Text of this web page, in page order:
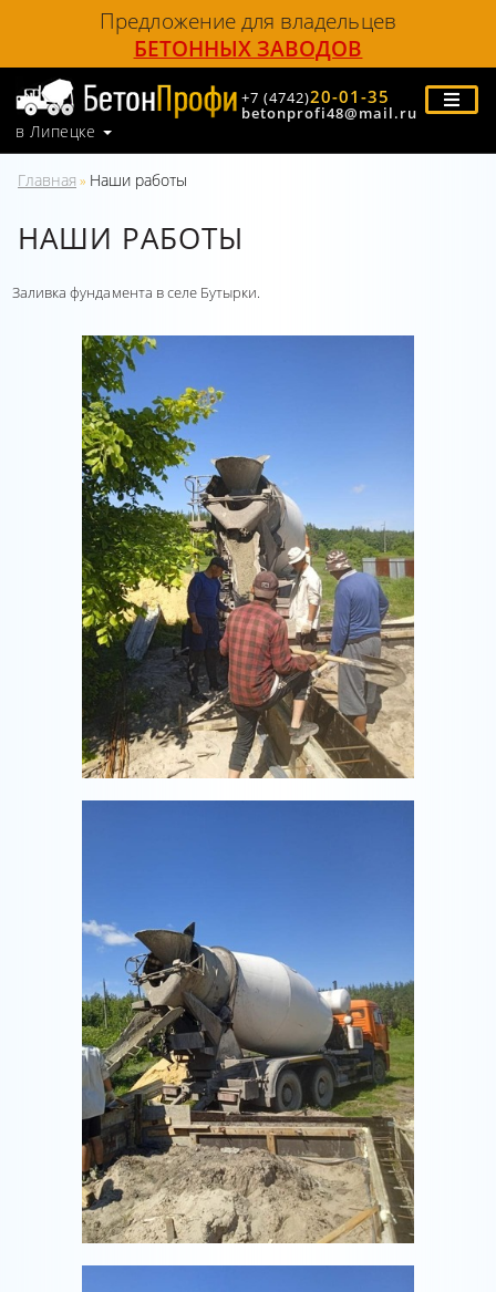
Предложение для владельцев
БЕТОННЫХ ЗАВОДОВ
в Липецке
+7 (4742)20-01-35
betonprofi48@mail.ru
Главная » Наши работы
НАШИ РАБОТЫ
Заливка фундамента в селе Бутырки.